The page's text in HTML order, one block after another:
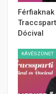
Dócival
KÁVÉSZÜNET